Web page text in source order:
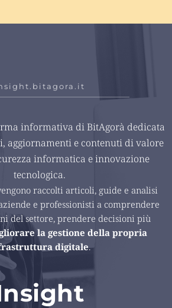
informativa di BitAgorà dedicata
aggiornamenti e contenuti di valore
informatica e innovazione
tecnologica.
raccolti articoli, guide e analisi
e professionisti a comprendere
del settore, prendere decisioni più
la gestione della propria
digitale.